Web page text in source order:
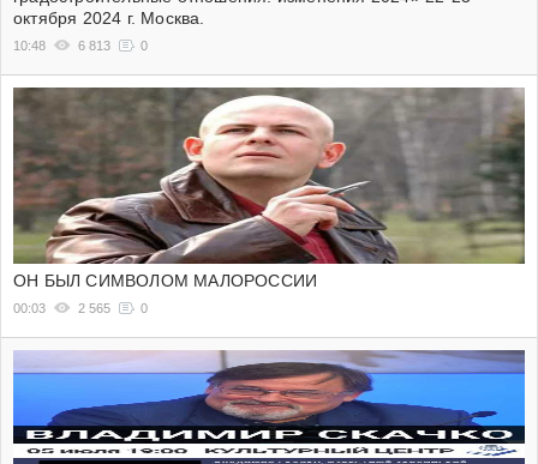
октября 2024 г. Москва.
10:48 6 813 0
ОН БЫЛ СИМВОЛОМ МАЛОРОССИИ
00:03 2 565 0